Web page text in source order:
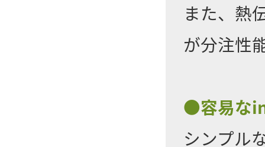
また、熱
が分注性
●容易な
シンプル